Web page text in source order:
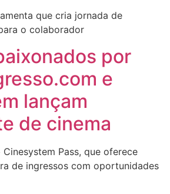
que cria jornada de
o colaborador
por
e
lançam
de cinema
Pass, que oferece
de ingressos com oportunidades